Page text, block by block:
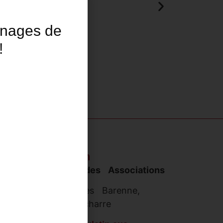
Collectif Souletin
Maison des Associations
14 Rue des Frères Barenne,
64130 Mauléon-Licharre
de